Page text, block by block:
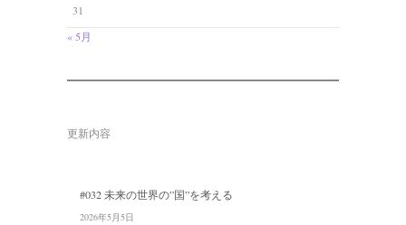
31
« 5月
更新内容
#032 未来の世界の”国”を考える
2026年5月5日